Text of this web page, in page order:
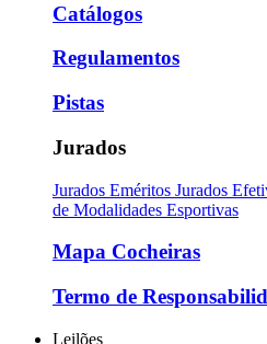
Catálogos
Regulamentos
Pistas
Jurados
Jurados Eméritos Jurados
de Modalidades Esportivas
Mapa Cocheiras
Termo de
Leilões